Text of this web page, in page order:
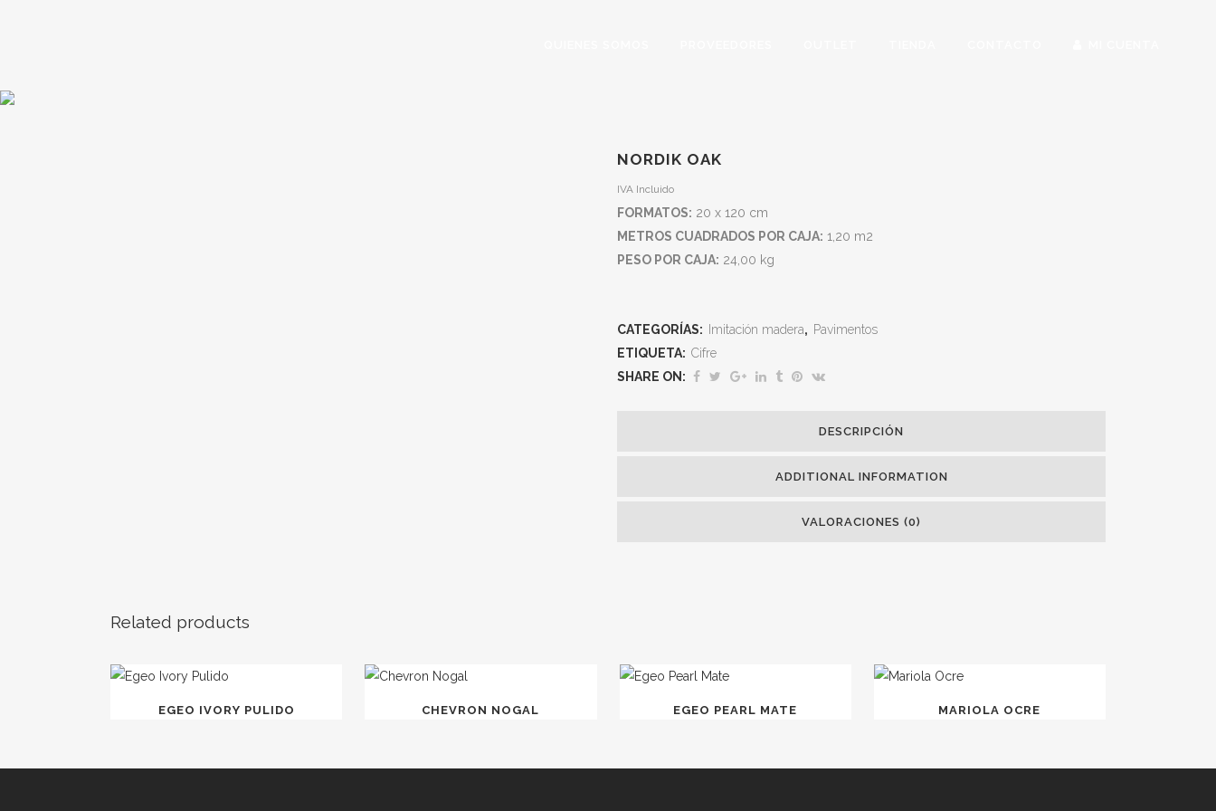
TIENDA
>Nordik Oak
NORDIK OAK
IVA Incluido
FORMATOS: 20 x 120 cm
METROS CUADRADOS POR CAJA: 1,20 m2
PESO POR CAJA: 24,00 kg
CATEGORÍAS: Imitación madera, Pavimentos
ETIQUETA: Cifre
SHARE ON:
DESCRIPCIÓN
ADDITIONAL INFORMATION
VALORACIONES (0)
Related products
EGEO IVORY PULIDO CHEVRON NOGAL EGEO PEARL MATE MARIOLA OCRE